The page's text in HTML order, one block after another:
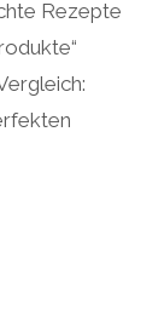
Rezepte